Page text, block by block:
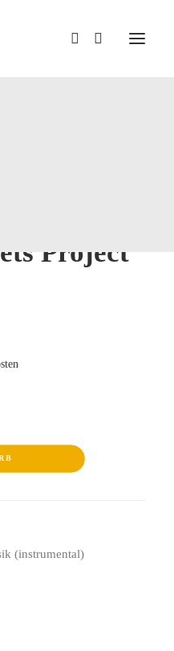
Schubert 2020-
2028-The
Project
(instrumental)